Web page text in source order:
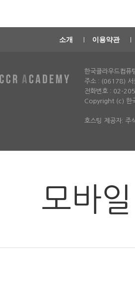
소개 이용약관
한국클라우드컴퓨
주소 : (06178) 서
전화번호 : 02-
Copyright (c) 한
호스팅 제공자: 주
모바